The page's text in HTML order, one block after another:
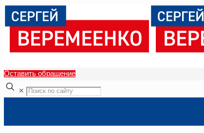
Оставить обращение
✕